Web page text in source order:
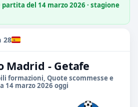
partita del 14 marzo 2026 · stagione
28
Madrid - Getafe
formazioni, Quote scommesse e
14 marzo 2026 oggi